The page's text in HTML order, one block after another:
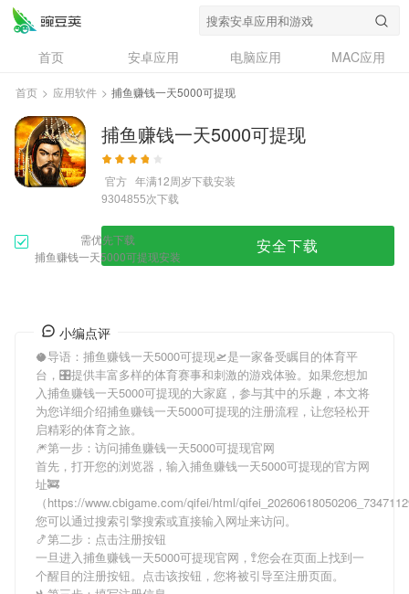
首页 安卓应用 电脑应用
MAC应用
资讯
专题
问答
首页 > 应用软件 > 捕鱼赚钱一天5000可提现
捕鱼赚钱一天5000可提现
官方 年满12周岁下载安装
9304855次下载
需优先下载
捕鱼赚钱一天5000可提现安装
安全下载
小编点评
🥥导语： 捕鱼赚钱一天5000可提现🛫是一家备受瞩目的体育平
台，🎛提供丰富多样的体育赛事和刺激的游戏体验。如果您想加
入捕鱼赚钱一天5000可提现的大家庭，参与其中的乐趣，本文将
为您详细介绍捕鱼赚钱一天5000可提现的注册流程，让您轻松开
启精彩的体育之旅。
🎆第一步：访问捕鱼赚钱一天5000可提现官网
首先，打开您的浏览器，输入捕鱼赚钱一天5000可提现的官方网
址🚒
（https://www.cbigame.com/qifei/html/
您可以通过搜索引擎搜索或直接输入网址来访问。
🍤第二步：点击注册按钮
一旦进入捕鱼赚钱一天5000可提现官网，🚏您会在页面上找到一
个醒目的注册按钮。点击该按钮，您将被引导至注册页面。